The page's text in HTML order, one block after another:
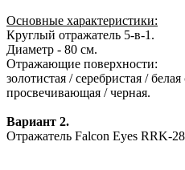
Основные характеристики:
Круглый отражатель 5-в-1.
Диаметр - 80 см.
Отражающие поверхности:
золотистая / серебристая /
просвечивающая / черная.
Вариант 2.
Отражатель Falcon Eyes RRK-